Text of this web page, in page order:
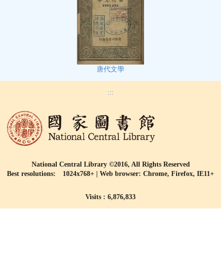
唐代文學
:::
National Central Library ©2016, All Rights Reserved
Best resolutions: 1024x768+ | Web browser: Chrome, Firefox, IE11+
Visits : 6,876,833